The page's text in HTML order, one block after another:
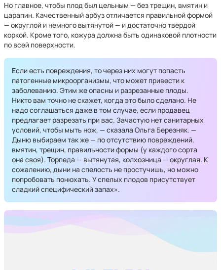
Но главное, чтобы плод был цельным — без трещин, вмятин и
царапин. Качественный арбуз отличается правильной формой
— округлой и немного вытянутой — и достаточно твердой
коркой. Кроме того, кожура должна быть одинаковой плотности
по всей поверхности.
Если есть повреждения, то через них могут попасть
патогенные микроорганизмы, что может привести к
заболеванию. Этим же опасны и разрезанные плоды.
Никто вам точно не скажет, когда это было сделано. Не
надо соглашаться даже в том случае, если продавец
предлагает разрезать при вас. Зачастую нет санитарных
условий, чтобы мыть нож, — сказала Ольга Березняк. —
Дыню выбираем так же — по отсутствию повреждений,
вмятин, трещин, правильности формы (у каждого сорта
она своя). Торпеда — вытянутая, колхозница — округлая. К
сожалению, дыни на спелость не простучишь, но можно
попробовать понюхать. У спелых плодов присутствует
сладкий специфический запах».